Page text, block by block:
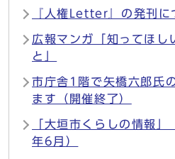
『人権Letter』の発刊に
広報マンガ「知ってほ
と」
市庁舎1階で矢橋六郎氏
ます（開催終了）
「大垣市くらしの情報
年6月）